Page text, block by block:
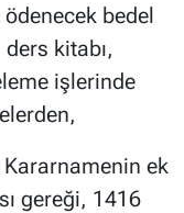
ödenecek bedel
kitabı,
işlerinde
Kararnamenin ek
gereği, 1416